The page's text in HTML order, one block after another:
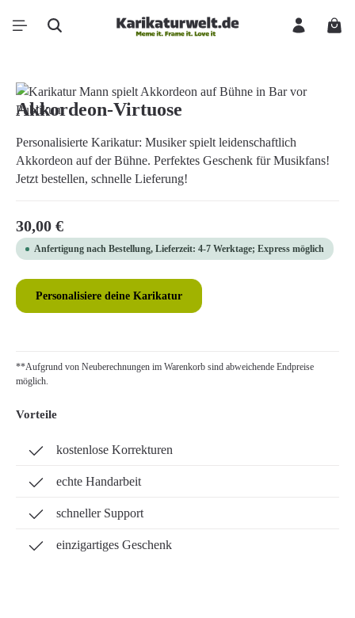
Zum Hauptinhalt springen
Bildergalerie überspringen
Akkordeon-Virtuose
Personalisierte Karikatur: Musiker spielt leidenschaftlich
Akkordeon auf der Bühne. Perfektes Geschenk für Musikfans!
Jetzt bestellen, schnelle Lieferung!
Regulärer Preis:
30,00 €
Anfertigung nach Bestellung, Lieferzeit: 4-7 Werktage; Express möglich
Personalisiere deine Karikatur
**Aufgrund von Neuberechnungen im Warenkorb sind abweichende Endpreise
möglich.
Vorteile
kostenlose Korrekturen
echte Handarbeit
schneller Support
einzigartiges Geschenk